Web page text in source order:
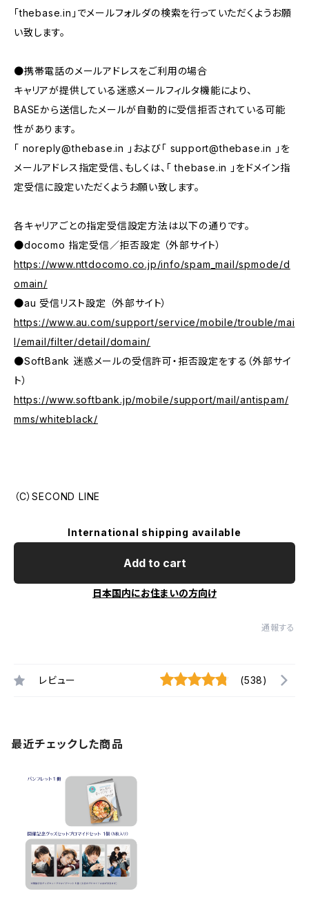
「thebase.in」でメールフォルダの検索を行っていただくようお願
い致します。
●携帯電話のメールアドレスをご利用の場合
キャリアが提供している迷惑メールフィルタ機能により、
BASEから送信したメールが自動的に受信拒否されている可能
性があります。
「 noreply@thebase.in 」および「 support@thebase.in
」を
メールアドレス指定受信、もしくは、「 thebase.in 」をドメイン指
定受信に設定いただくようお願い致します。
各キャリアごとの指定受信設定方法は以下の通りです。
●docomo 指定受信／拒否設定 （外部サイト）
https://www.nttdocomo.co.jp/info/spam_mail/spmode/d
omain/
●au 受信リスト設定 （外部サイト）
https://www.au.com/support/service/mobile/trouble/mai
l/email/filter/detail/domain/
●SoftBank 迷惑メールの受信許可・拒否設定をする（外部サイ
ト）
https://www.softbank.jp/mobile/support/mail/antispam/
mms/whiteblack/
（C）SECOND LINE
International shipping available
Add to cart
日本国内にお住まいの方向け
通報する
レビュー (538)
最近チェックした商品